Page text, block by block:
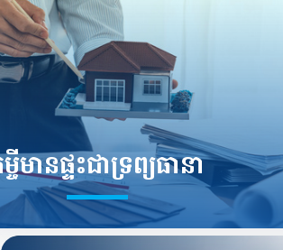
ចីមានផ្ទះជាទ្រព្យធានា